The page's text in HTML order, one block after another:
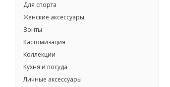
Для спорта
Женские аксессуары
Зонты
Кастомизация
Коллекции
Кухня и посуда
Личные аксессуары